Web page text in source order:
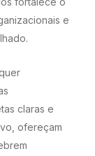
e
claras e
ofereçam